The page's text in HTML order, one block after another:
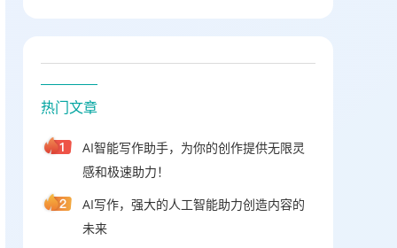
热门文章
AI智能写作助手，为你的创作提供无限灵
感和极速助力！
AI写作，强大的人工智能助力创造内容的
未来